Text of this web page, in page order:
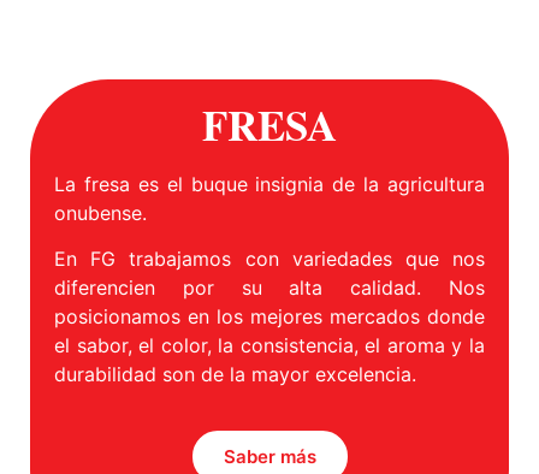
FRESA
La fresa es el buque insignia de la agricultura
onubense.
En FG trabajamos con variedades que nos
diferencien por su alta calidad. Nos
posicionamos en los mejores mercados donde
el sabor, el color, la consistencia, el aroma y la
durabilidad son de la mayor excelencia.
Saber más